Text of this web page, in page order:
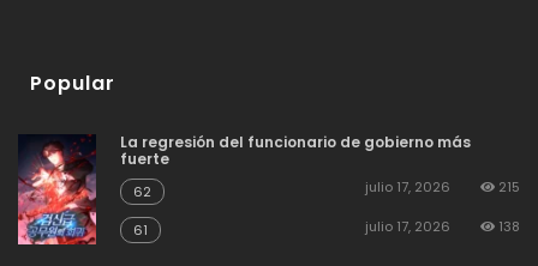
Popular
La regresión del funcionario de gobierno más
fuerte
62 julio 17, 2026 215
61 julio 17, 2026 138